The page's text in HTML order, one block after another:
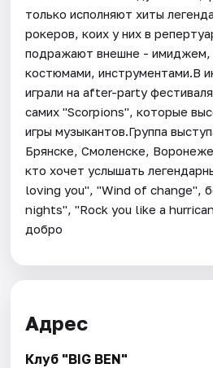
только исполняют хиты
рокеров, коих у них в
подражают внешне - имиджем,
костюмами, инструментами.В
играли на after-party
самих "Scorpions", которые
игры музыкантов.Группа
Брянске, Смоленске,
кто хочет услышать
loving you", "Wind of change",
nights", "Rock you like a
добро
Адрес
Клуб "BIG BEN"